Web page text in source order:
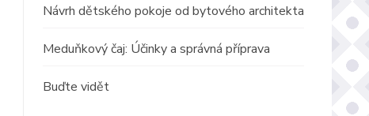
Návrh dětského pokoje od bytového architekta
Meduňkový čaj: Účinky a správná příprava
Buďte vidět